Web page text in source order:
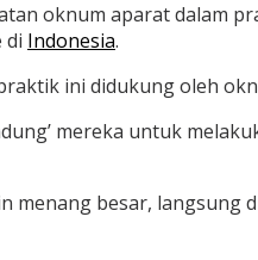
oknum aparat dalam
di Indonesia.
ini didukung oleh
mereka untuk
besar,